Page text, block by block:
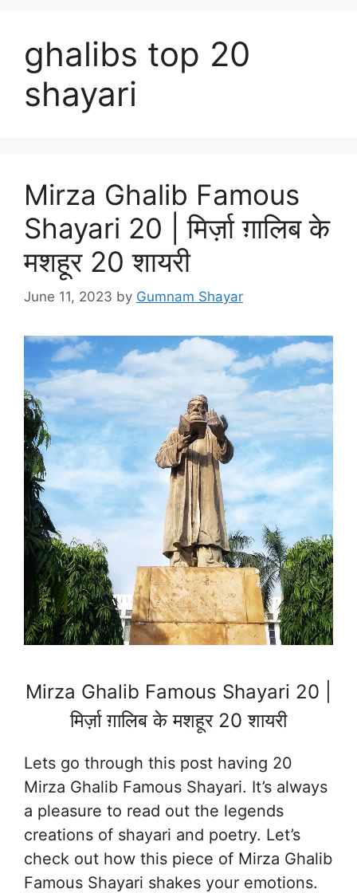
ghalibs top 20
shayari
Mirza Ghalib Famous
Shayari 20 | मिर्ज़ा ग़ालिब के
मशहूर 20 शायरी
June 11, 2023 by Gumnam Shayar
Mirza Ghalib Famous Shayari 20 |
मिर्ज़ा ग़ालिब के मशहूर 20 शायरी
Lets go through this post having 20
Mirza Ghalib Famous Shayari. It’s always
a pleasure to read out the legends
creations of shayari and poetry. Let’s
check out how this piece of Mirza Ghalib
Famous Shayari shakes your emotions.